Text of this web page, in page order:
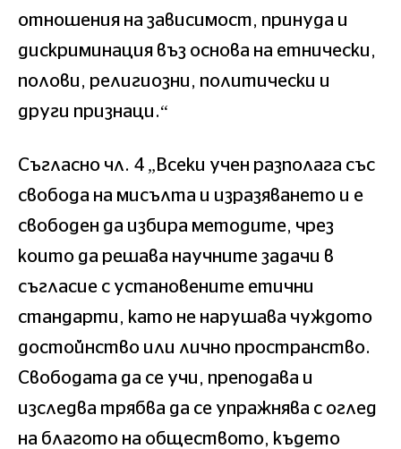
отношения на зависимост, принуда и
дискриминация въз основа на етнически,
полови, религиозни, политически и
други признаци.“
Съгласно чл. 4 „Всеки учен разполага със
свобода на мисълта и изразяването и е
свободен да избира методите, чрез
които да решава научните задачи в
съгласие с установените етични
стандарти, като не нарушава чуждото
достойнство или лично пространство.
Свободата да се учи, преподава и
изследва трябва да се упражнява с оглед
на благото на обществото, където